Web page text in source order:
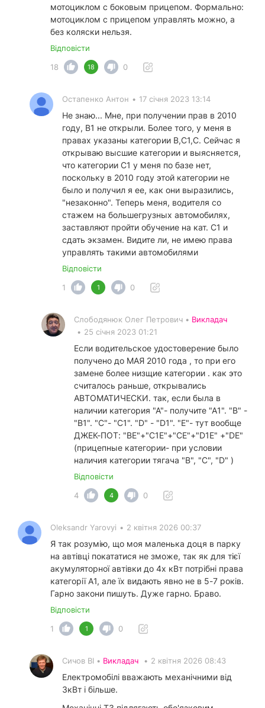
мотоциклом с боковым прицепом. Формально:
мотоциклом с прицепом управлять можно, а
без коляски нельзя.
Відповісти
18
18 0
Остапенко Антон • 17 січня 2023 13:14
Не знаю... Мне, при получении прав в 2010
году, В1 не открыли. Более того, у меня в
правах указаны категории В,С1,С. Сейчас я
открываю высшие категории и выясняется,
что категории С1 у меня по базе нет,
поскольку в 2010 году этой категории не
было и получил я ее, как они выразились,
"незаконно". Теперь меня, водителя со
стажем на большегрузных автомобилях,
заставляют пройти обучение на кат. С1 и
сдать экзамен. Видите ли, не имею права
управлять такими автомобилями
Відповісти
1
1 0
Слободянюк Олег Петрович • Викладач
• 25 січня 2023 01:21
Если водительское удостоверение было
получено до МАЯ 2010 года , то при его
замене более низщие категории . как это
считалось раньше, открывались
АВТОМАТИЧЕСКИ. так, если была в
наличии категория "А"- получите "А1". "В" -
"В1". "С"- "С1". "D" - "D1". "Е"- тут вообще
ДЖЕК-ПОТ: "ВЕ"+"С1Е"+"СЕ"+"D1E" +"DE"
(прицепные категории- при условии
наличия категории тягача "В", "С", "D" )
Відповісти
4
4 0
Oleksandr Yarovyi • 2 квітня 2026 00:37
Я так розумію, що моя маленька доця в парку
на автівці покататися не зможе, так як для тієї
акумуляторної автівки до 4х кВт потрібні права
категорії А1, але їх видають явно не в 5-7 років.
Гарно закони пишуть. Дуже гарно. Браво.
Відповісти
1
1 0
Сичов ВІ • Викладач • 2 квітня 2026 08:43
Електромобілі вважають механічними від
3кВт і більше.